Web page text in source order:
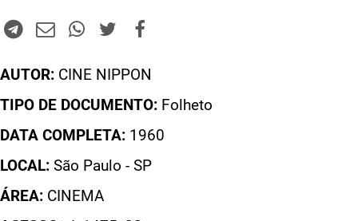
AUTOR: CINE NIPPON
TIPO DE DOCUMENTO: Folheto
DATA COMPLETA: 1960
LOCAL: São Paulo - SP
ÁREA: CINEMA